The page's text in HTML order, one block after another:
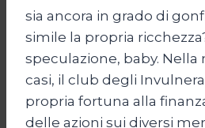
sia ancora in grado di
simile la propria ricchezza?
speculazione, baby.
casi, il club degli
propria fortuna alla
delle azioni sui diversi